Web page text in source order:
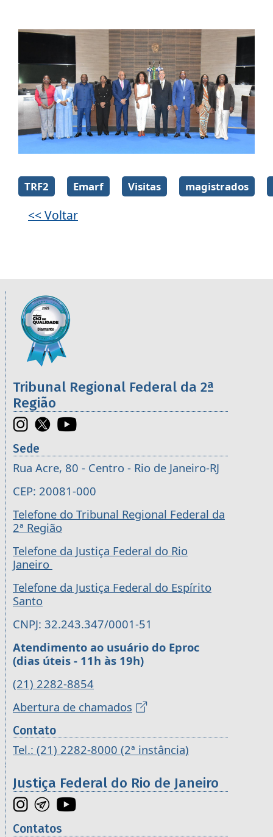
Galeria de imagens
TRF2
Emarf Visitas magistrados
<< Voltar
Informações úteis sobre os órgãos da 2ª
Imagem
Tribunal Regional Federal da 2ª
Região
Sede
Rua Acre, 80 - Centro - Rio de Janeiro-RJ
CEP: 20081-000
Telefone do Tribunal Regional Federal da
2ª Região
Telefone da Justiça Federal do Rio
Janeiro
Telefone da Justiça Federal do Espírito
Santo
CNPJ: 32.243.347/0001-51
Atendimento ao usuário do Eproc
(dias úteis - 11h às 19h)
(21) 2282-8854
Abertura de chamados
Contato
Tel.: (21) 2282-8000 (2ª instância)
Justiça Federal do Rio de Janeiro
Contatos